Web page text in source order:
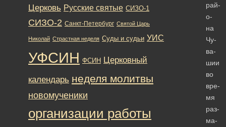
рай­
о­
на
Чу­
ва­
шии
во
вре­
мя
раз­
ма­
Церковь Русские святые СИЗО-1
СИЗО-2 Санкт-Петербург Святой Царь
Николай Страстная неделя Суды и судьи УИС
УФСИН ФСИН Церковный
календарь неделя молитвы
новомученики
организации работы